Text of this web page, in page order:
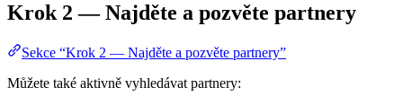
Krok 2 — Najděte a pozvěte partnery
Sekce “Krok 2 — Najděte a pozvěte partnery”
Můžete také aktivně vyhledávat partnery: